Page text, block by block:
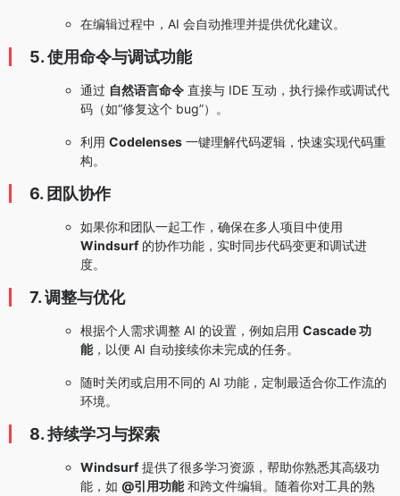
在编辑过程中，AI 会自动推理并提供优化建议。
5. 使用命令与调试功能
通过 自然语言命令 直接与 IDE 互动，执行操作或调试代
码（如“修复这个 bug”）。
利用 Codelenses 一键理解代码逻辑，快速实现代码重
构。
6. 团队协作
如果你和团队一起工作，确保在多人项目中使用
Windsurf的协作功能，实时同步代码变更和调试进
度。
7. 调整与优化
根据个人需求调整 AI 的设置，例如启用 Cascade 功
能，以便 AI 自动接续你未完成的任务。
随时关闭或启用不同的 AI 功能，定制最适合你工作流的
环境。
8. 持续学习与探索
Windsurf提供了很多学习资源，帮助你熟悉其高级功
能，如 @引用功能和跨文件编辑。随着你对工具的熟